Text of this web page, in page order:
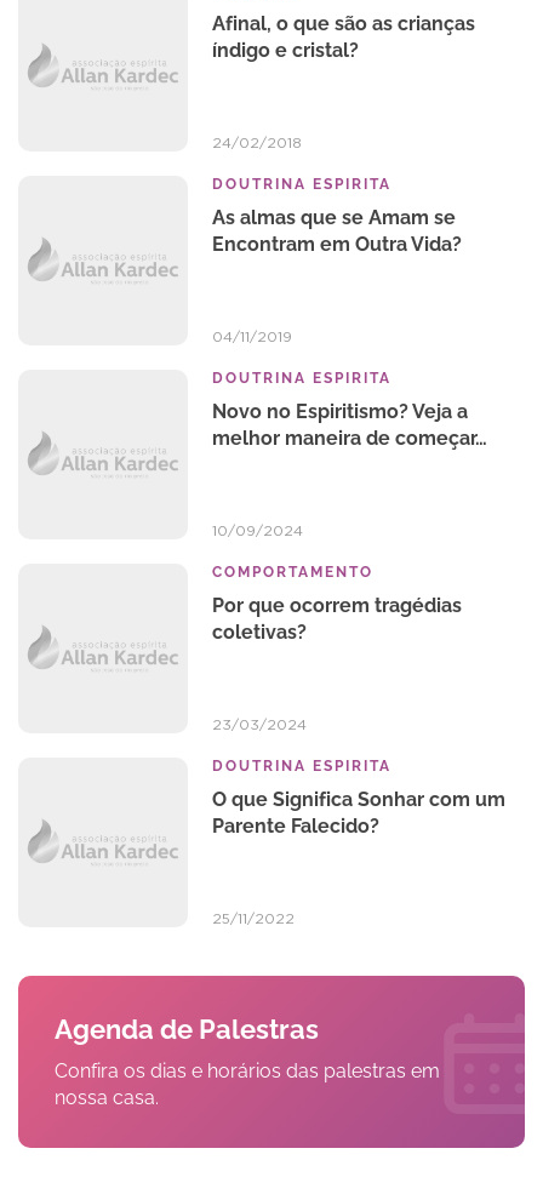
Afinal, o que são as crianças
índigo e cristal?
24/02/2018
DOUTRINA ESPIRITA
As almas que se Amam se
Encontram em Outra Vida?
04/11/2019
DOUTRINA ESPIRITA
Novo no Espiritismo? Veja a
melhor maneira de começar…
10/09/2024
COMPORTAMENTO
Por que ocorrem tragédias
coletivas?
23/03/2024
DOUTRINA ESPIRITA
O que Significa Sonhar com um
Parente Falecido?
25/11/2022
Agenda de Palestras
Confira os dias e horários das palestras em
nossa casa.